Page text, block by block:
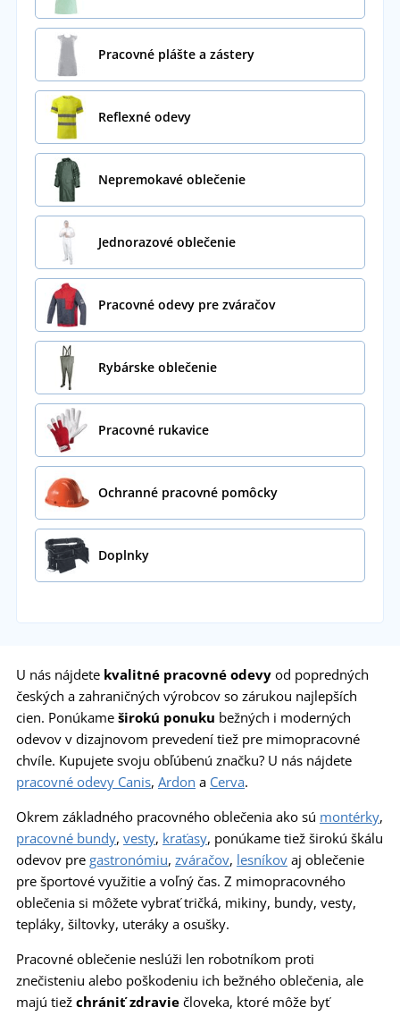
Pracovné plášte a zástery
Reflexné odevy
Nepremokavé oblečenie
Jednorazové oblečenie
Pracovné odevy pre zváračov
Rybárske oblečenie
Pracovné rukavice
Ochranné pracovné pomôcky
Doplnky
U nás nájdete kvalitné pracovné odevy od popredných
českých a zahraničných výrobcov so zárukou najlepších
cien. Ponúkame širokú ponuku bežných i moderných
odevov v dizajnovom prevedení tiež pre mimopracovné
chvíle. Kupujete svoju obľúbenú značku? U nás nájdete
pracovné odevy Canis, Ardon a Cerva.
Okrem základného pracovného oblečenia ako sú montérky,
pracovné bundy, vesty, kraťasy, ponúkame tiež širokú škálu
odevov pre gastronómiu, zváračov, lesníkov aj oblečenie
pre športové využitie a voľný čas. Z mimopracovného
oblečenia si môžete vybrať tričká, mikiny, bundy, vesty,
tepláky, šiltovky, uteráky a osušky.
Pracovné oblečenie neslúži len robotníkom proti
znečisteniu alebo poškodeniu ich bežného oblečenia, ale
majú tiež chrániť zdravie človeka, ktoré môže byť